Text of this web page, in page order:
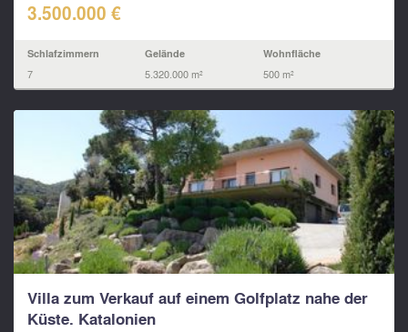
3.500.000 €
Schlafzimmern
7
Gelände
5.320.000 m²
Wohnfläche
500 m²
Villa zum Verkauf auf einem Golfplatz nahe der
Küste. Katalonien